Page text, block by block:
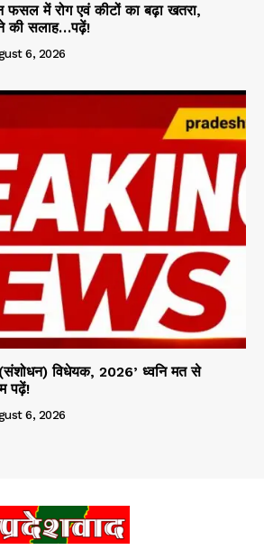
फसल में रोग एवं कीटों का बढ़ा खतरा,
की सलाह…पढ़ें!
6, 2026
विधेयक, 2026’ ध्वनि मत से
पढ़ें!
6, 2026